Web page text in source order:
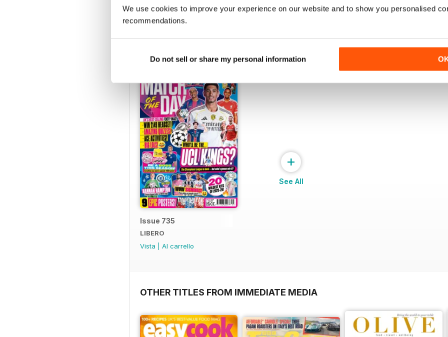
We use cookies to improve your experience on our website and to show you personalised
recommendations.
Do not sell or share my personal information
Issue 735
LIBERO
Vista
Al carrello
+
See All
OTHER TITLES FROM IMMEDIATE MEDIA